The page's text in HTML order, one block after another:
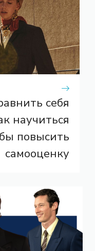
себя
научиться
повысить
самооценку